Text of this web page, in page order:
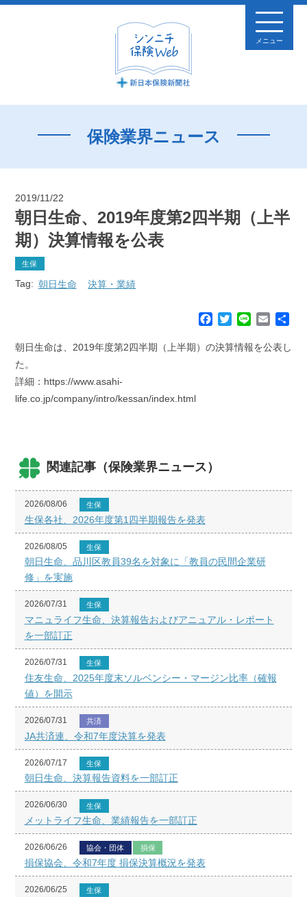
メニュー
保険業界ニュース
2019/11/22
朝日生命、2019年度第2四半期（上半
期）決算情報を公表
生保
Tag: 朝日生命 決算・業績
c
T
i
n
E
a
朝日生命は、2019年度第2四半期（上半期）の決算情報を公表し
た。
詳細：https://www.asahi-
life.co.jp/company/intro/kessan/index.html
関連記事（保険業界ニュース）
2026/08/06 生保
生保各社、2026年度第1四半期報告を発表
2026/08/05 生保
朝日生命、品川区教員39名を対象に「教員の民間企業研
修」を実施
2026/07/31 生保
マニュライフ生命、決算報告およびアニュアル・レポート
を一部訂正
2026/07/31 生保
住友生命、2025年度末ソルベンシー・マージン比率（確報
値）を開示
2026/07/31 共済
JA共済連、令和7年度決算を発表
2026/07/17 生保
朝日生命、決算報告資料を一部訂正
2026/06/30 生保
メットライフ生命、業績報告を一部訂正
2026/06/26 協会・団体 損保
損保協会、令和7年度 損保決算概況を発表
2026/06/25 生保